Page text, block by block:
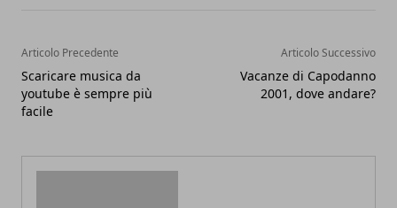
Articolo Precedente
Scaricare musica da
youtube è sempre più
facile
Articolo Successivo
Vacanze di Capodanno
2001, dove andare?